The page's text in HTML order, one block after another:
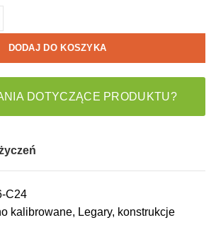
DODAJ DO KOSZYKA
DOTYCZĄCE PRODUKTU?
C24
kalibrowane, Legary, konstrukcje